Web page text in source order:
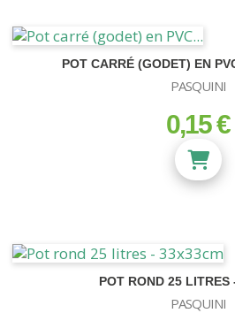
POT CARRÉ (GODET) EN
PASQUINI
prix
0,15 €
POT ROND 25 LITRES
PASQUINI